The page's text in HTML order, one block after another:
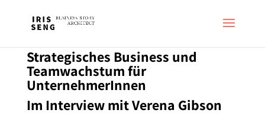
Strategisches Business und
Teamwachstum für
UnternehmerInnen
Im Interview mit Verena Gibson